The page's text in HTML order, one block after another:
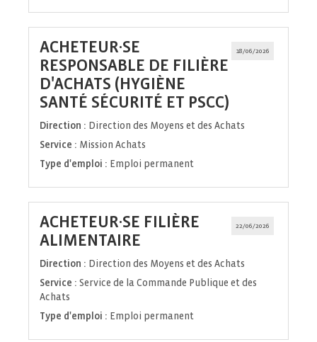
18/06/2026
ACHETEUR·SE
RESPONSABLE DE FILIÈRE
D'ACHATS (HYGIÈNE
SANTÉ SÉCURITÉ ET PSCC)
fenêtre)
Direction : Direction des Moyens et des Achats
Service : Mission Achats
Type d'emploi : Emploi permanent
22/06/2026
ACHETEUR·SE FILIÈRE
ALIMENTAIRE
fenêtre)
Direction : Direction des Moyens et des Achats
Service : Service de la Commande Publique et des
Achats
Type d'emploi : Emploi permanent